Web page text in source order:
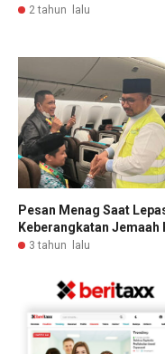
2 tahun lalu
Pesan Menag Saat
Keberangkatan Jemaah
3 tahun lalu